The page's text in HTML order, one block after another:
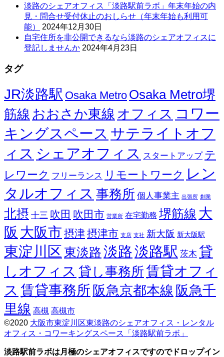
淡路のシェアオフィス「淡路駅前ラボ」年末年始の内
見・問合せ受付休止のおしらせ（年末年始も利用可
能）
2024年12月30日
自宅住所を非公開できるなら淡路のシェアオフィスに
登記しませんか 2024年4月23日
タグ
JR淡路駅 Osaka Metro Osaka Metro堺
筋線 おおさか東線 オフィス コワー
キングスペース サテライトオフ
ィス シェアオフィス スタートアップ テ
レワーク フリーランス リモートワーク レン
タルオフィス 事務所 個人事業主 出張所 創業
北摂 十三 吹田 吹田市 営業所 在宅勤務 堺筋線 大
阪 大阪市 摂津摂津市 支店 支社 新大阪 新大阪駅
東淀川区 東淡路淡路淡路駅 茨木 貸
しオフィス 貸し事務所賃貸オフィ
ス 賃貸事務所 阪急京都本線 阪急千
里線 高槻 高槻市
©2020 大阪市東淀川区東淡路のシェアオフィス・レンタル
オフィス・コワーキングスペース「淡路駅前ラボ」
parallax
淡路駅前ラボは月極のシェアオフィスですのでドロップイン